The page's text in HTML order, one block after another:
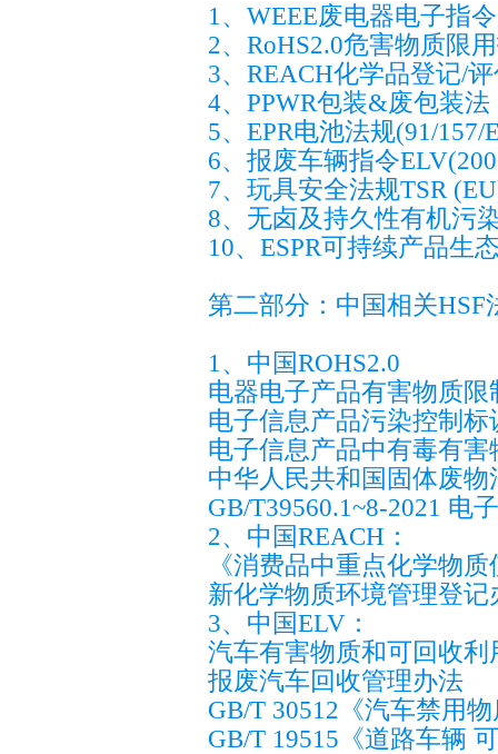
1、WEEE废电器电子指令
2、RoHS2.0危害物质限
3、REACH化学品登记/
4、PPWR包装&废包装法
5、EPR电池法规(91/157/
6、报废车辆指令
7、玩具安全法规TSR
8、无卤及持久性有机污
10、ESPR可持续产品生
第二部分：中国相关HSF
1、中国ROHS2.0
电器电子产品有害物质
电子信息产品污染控制标
电子信息产品中有毒有害
中华人民共和国固体废
GB/T39560.1~8-2021 电
2、中国REACH：
《消费品中重点化学物
新化学物质环境管理登记
3、中国ELV：
汽车有害物质和可回收利
报废汽车回收管理办法
GB/T 30512《汽车禁用
GB/T 19515《道路车辆